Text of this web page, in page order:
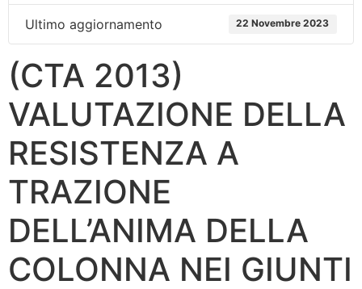
Ultimo aggiornamento 22 Novembre 2023
(CTA 2013)
VALUTAZIONE DELLA
RESISTENZA A
TRAZIONE
DELL’ANIMA DELLA
COLONNA NEI GIUNTI